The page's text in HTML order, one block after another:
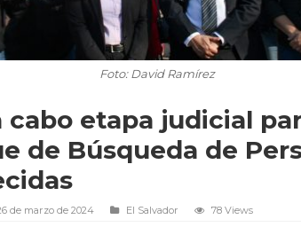
Foto: David Ramírez
cabo etapa judicial
de Búsqueda de
de marzo de 2024 El Salvador 78 Views